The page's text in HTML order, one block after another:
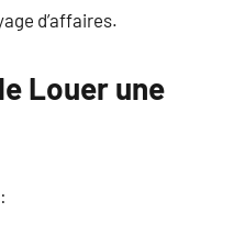
d’affaires.
Louer une